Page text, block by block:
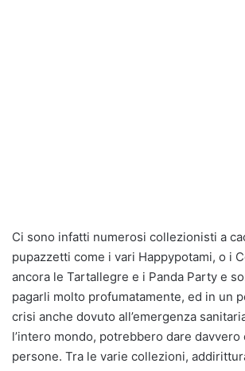
Ci sono infatti numerosi collezionisti a
pupazzetti come i vari Happypotami, o i
ancora le Tartallegre e i Panda Party e
pagarli molto profumatamente, ed in un
crisi anche dovuto all’emergenza
l’intero mondo, potrebbero dare
persone. Tra le varie collezioni,